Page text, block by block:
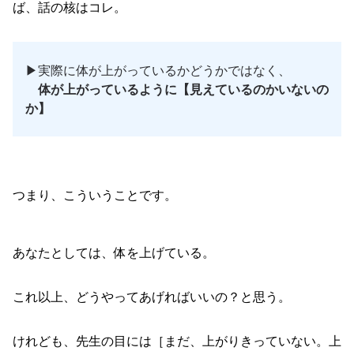
ば、話の核はコレ。
▶︎実際に体が上がっているかどうかではなく、
体が上がっているように【見えているのかいないの
か】
つまり、こういうことです。
あなたとしては、体を上げている。
これ以上、どうやってあげればいいの？と思う。
けれども、先生の目には［まだ、上がりきっていない。上